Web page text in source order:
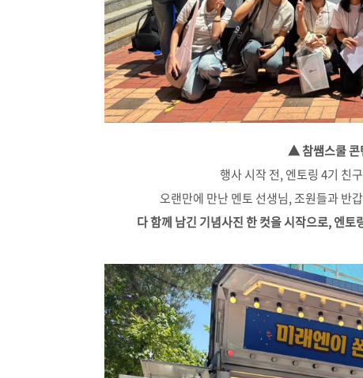
▲ 참쌤스쿨 콘
행사 시작 전, 엔토링 4기 친
오랜만에 만난 멘토 선생님, 조원들과 반
다 함께 남긴 기념사진 한 컷을 시작으로, 엔